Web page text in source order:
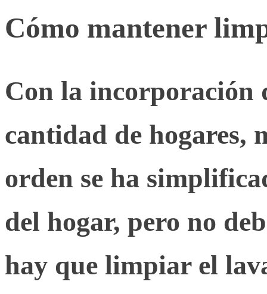
Cómo mantener
Con la incorporación
cantidad de hogares,
orden se ha
del hogar, pero no
hay que limpiar el